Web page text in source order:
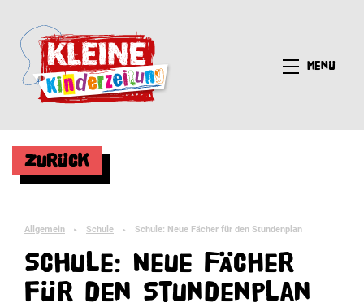
Menü
Zurück
Allgemein ► Schule ► Schule: Neue Fächer für den Stundenplan
Schule: Neue Fächer
für den Stundenplan